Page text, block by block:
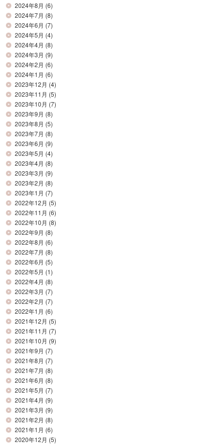
2024年8月 (6)
2024年7月 (8)
2024年6月 (7)
2024年5月 (4)
2024年4月 (8)
2024年3月 (9)
2024年2月 (6)
2024年1月 (6)
2023年12月 (4)
2023年11月 (5)
2023年10月 (7)
2023年9月 (8)
2023年8月 (5)
2023年7月 (8)
2023年6月 (9)
2023年5月 (4)
2023年4月 (8)
2023年3月 (9)
2023年2月 (8)
2023年1月 (7)
2022年12月 (5)
2022年11月 (6)
2022年10月 (8)
2022年9月 (8)
2022年8月 (6)
2022年7月 (8)
2022年6月 (5)
2022年5月 (1)
2022年4月 (8)
2022年3月 (7)
2022年2月 (7)
2022年1月 (6)
2021年12月 (5)
2021年11月 (7)
2021年10月 (9)
2021年9月 (7)
2021年8月 (7)
2021年7月 (8)
2021年6月 (8)
2021年5月 (7)
2021年4月 (9)
2021年3月 (9)
2021年2月 (8)
2021年1月 (6)
2020年12月 (5)